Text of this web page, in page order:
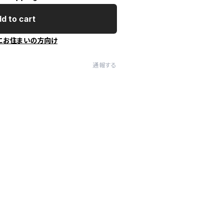
to cart
お住まいの方向け
通報する